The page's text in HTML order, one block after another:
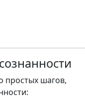
простых шагов,